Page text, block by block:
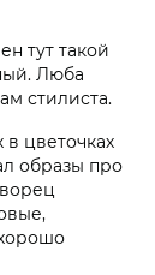
тут такой
Люба
стилиста.
в цветочках
образы про